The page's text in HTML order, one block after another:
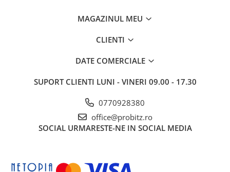
Accesorii switch-uri
Adaptoare PowerLAN
Placi de retea
MAGAZINUL MEU
CLIENTI
DATE COMERCIALE
SUPORT CLIENTI LUNI - VINERI 09.00 - 17.30
0770928380
office@probitz.ro
SOCIAL URMARESTE-NE IN SOCIAL MEDIA